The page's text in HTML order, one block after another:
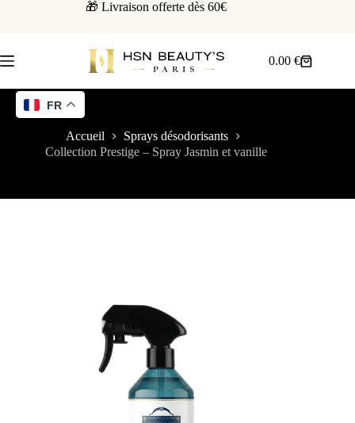
🎁 Livraison offerte dès 60€
0.00€
Accueil
Sprays désodorisants
Collection Prestige – Spray Jasmin et vanille
FR